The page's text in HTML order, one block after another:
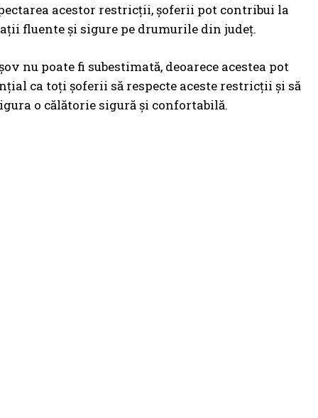
acestor restricții, șoferii pot contribui la
fluente și sigure pe drumurile din județ.
nu poate fi subestimată, deoarece acestea pot
ca toți șoferii să respecte aceste restricții și să
o călătorie sigură și confortabilă.